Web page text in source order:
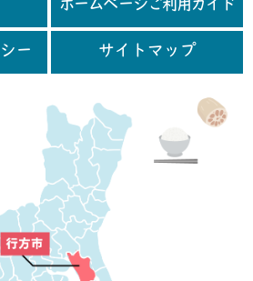
ホームページご利用ガイド
ー サイトマップ